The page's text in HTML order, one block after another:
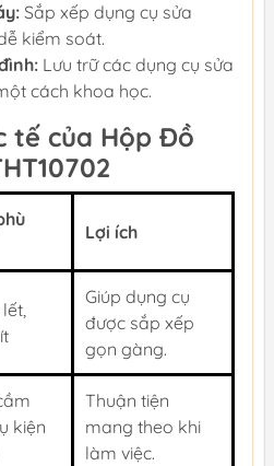
Sắp xếp dụng cụ sửa
kiểm soát.
Lưu trữ các dụng cụ sửa
cách khoa học.
tế của Hộp Đồ
Lợi ích
Giúp dụng cụ
được sắp xếp
gọn gàng.
kiện
Thuận tiện
mang theo khi
làm việc.